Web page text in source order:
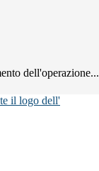
dell'operazione...